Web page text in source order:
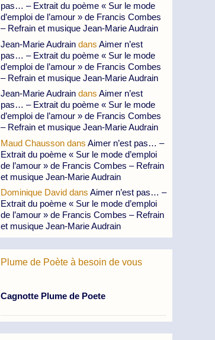
pas… – Extrait du poème « Sur le mode
d’emploi de l’amour » de Francis Combes
– Refrain et musique Jean-Marie Audrain
Jean-Marie Audrain dans Aimer n’est
pas… – Extrait du poème « Sur le mode
d’emploi de l’amour » de Francis Combes
– Refrain et musique Jean-Marie Audrain
Jean-Marie Audrain dans Aimer n’est
pas… – Extrait du poème « Sur le mode
d’emploi de l’amour » de Francis Combes
– Refrain et musique Jean-Marie Audrain
Maud Chausson dans Aimer n’est pas… –
Extrait du poème « Sur le mode d’emploi
de l’amour » de Francis Combes – Refrain
et musique Jean-Marie Audrain
Dominique David dans Aimer n’est pas… –
Extrait du poème « Sur le mode d’emploi
de l’amour » de Francis Combes – Refrain
et musique Jean-Marie Audrain
Plume de Poète à besoin de vous
Cagnotte Plume de Poete